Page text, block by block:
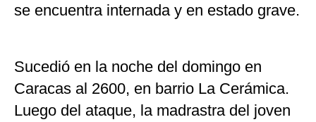
se encuentra internada y en estado grave.
Sucedió en la noche del domingo en
Caracas al 2600, en barrio La Cerámica.
Luego del ataque, la madrastra del joven